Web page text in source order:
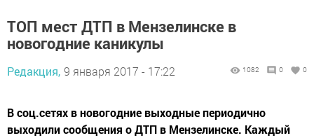
ТОП мест ДТП в Мензелинске в
новогодние каникулы
Редакция, 9 января 2017 - 17:22 1082 0 0
В соц.сетях в новогодние выходные периодично
выходили сообщения о ДТП в Мензелинске. Каждый